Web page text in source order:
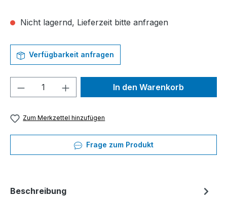
Nicht lagernd, Lieferzeit bitte anfragen
Verfügbarkeit anfragen
Produkt Anzahl: Gib denIn den Warenkorb
Zum Merkzettel hinzufügen
Frage zum Produkt
Beschreibung